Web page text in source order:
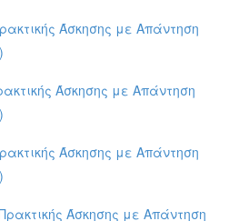
Άσκησης με Απάντηση
Άσκησης με Απάντηση
Άσκησης με Απάντηση
Άσκησης με Απάντηση